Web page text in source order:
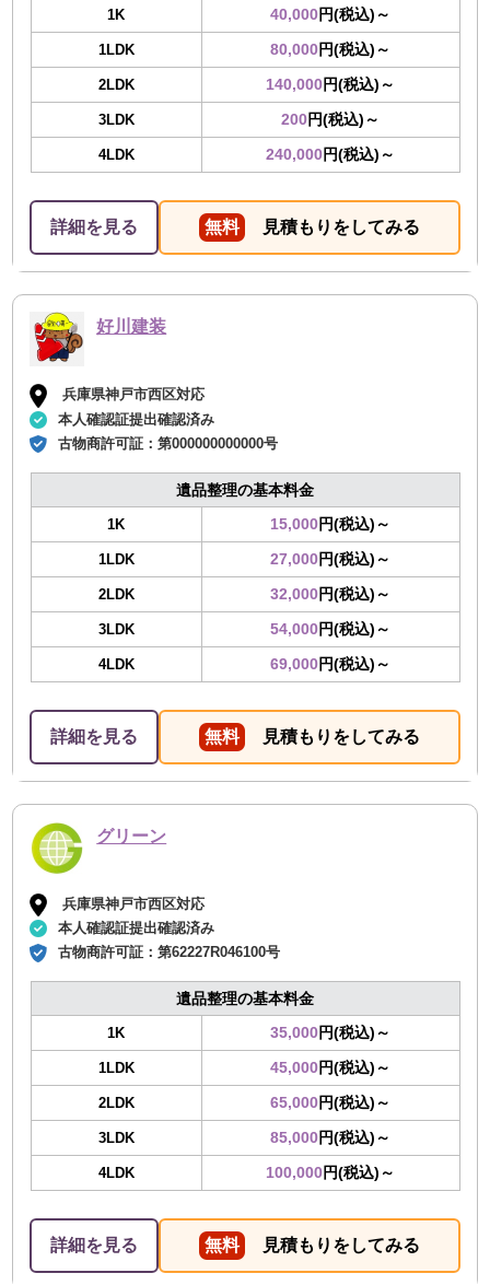
1K 40,000円(税込)～
1LDK 80,000円(税込)～
2LDK 140,000円(税込)～
3LDK 200円(税込)～
4LDK 240,000円(税込)～
詳細を見る 無料 見積もりをしてみる
好川建装
兵庫県神戸市西区対応
本人確認証提出確認済み
古物商許可証：第000000000000号
遺品整理の基本料金
1K 15,000円(税込)～
1LDK 27,000円(税込)～
2LDK 32,000円(税込)～
3LDK 54,000円(税込)～
4LDK 69,000円(税込)～
詳細を見る 無料 見積もりをしてみる
グリーン
兵庫県神戸市西区対応
本人確認証提出確認済み
古物商許可証：第62227R046100号
遺品整理の基本料金
1K 35,000円(税込)～
1LDK 45,000円(税込)～
2LDK 65,000円(税込)～
3LDK 85,000円(税込)～
4LDK 100,000円(税込)～
詳細を見る 無料 見積もりをしてみる